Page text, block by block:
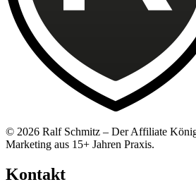
© 2026 Ralf Schmitz – Der Affiliate
Marketing aus 15+ Jahren Praxis.
Kontakt